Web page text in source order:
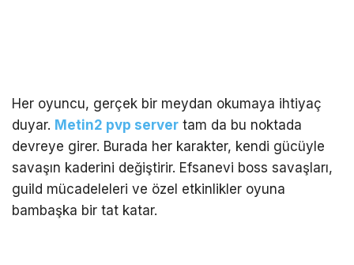
Her oyuncu, gerçek bir meydan okumaya ihtiyaç
duyar. Metin2 pvp server tam da bu noktada
devreye girer. Burada her karakter, kendi gücüyle
savaşın kaderini değiştirir. Efsanevi boss savaşları,
guild mücadeleleri ve özel etkinlikler oyuna
bambaşka bir tat katar.